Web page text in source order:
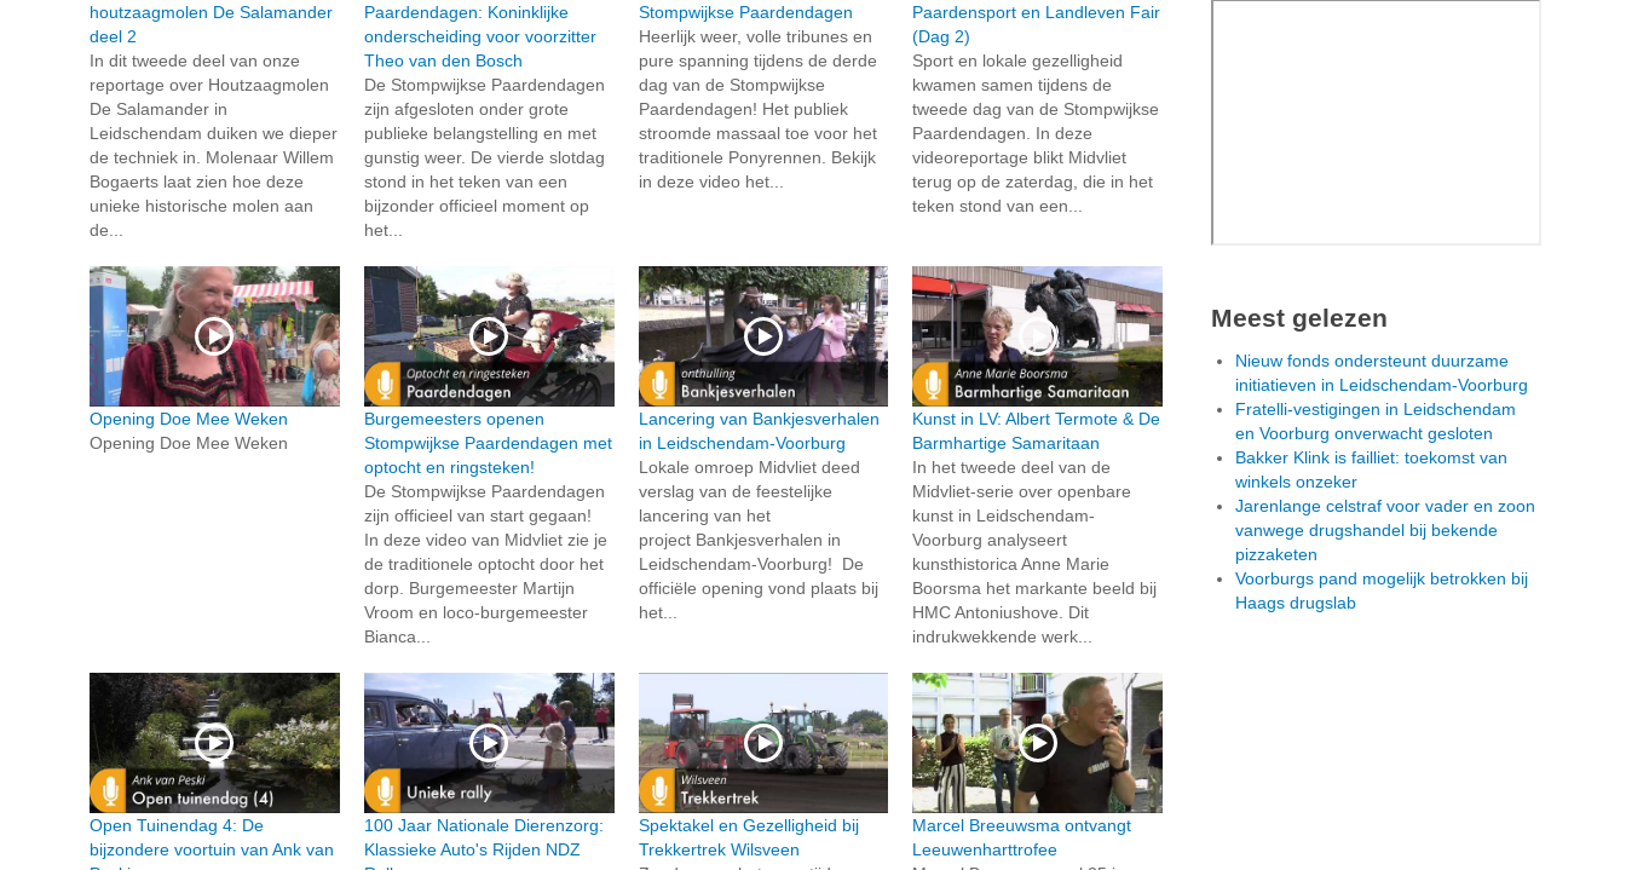
houtzaagmolen De Salamander
deel 2
In dit tweede deel van onze
reportage over Houtzaagmolen
De Salamander in
Leidschendam duiken we dieper
de techniek in. Molenaar Willem
Bogaerts laat zien hoe deze
unieke historische molen aan
de...
Paardendagen: Koninklijke
onderscheiding voor voorzitter
Theo van den Bosch
De Stompwijkse Paardendagen
zijn afgesloten onder grote
publieke belangstelling en met
gunstig weer. De vierde slotdag
stond in het teken van een
bijzonder officieel moment op
het...
Stompwijkse Paardendagen
Heerlijk weer, volle tribunes en
pure spanning tijdens de derde
dag van de Stompwijkse
Paardendagen! Het publiek
stroomde massaal toe voor het
traditionele Ponyrennen. Bekijk
in deze video het...
Paardensport en Landleven Fair
(Dag 2)
Sport en lokale gezelligheid
kwamen samen tijdens de
tweede dag van de Stompwijkse
Paardendagen. In deze
videoreportage blikt Midvliet
terug op de zaterdag, die in het
teken stond van een...
Opening Doe Mee Weken
Opening Doe Mee Weken
Burgemeesters openen
Stompwijkse Paardendagen met
optocht en ringsteken!
De Stompwijkse Paardendagen
zijn officieel van start gegaan!
In deze video van Midvliet zie je
de traditionele optocht door het
dorp. Burgemeester Martijn
Vroom en loco-burgemeester
Bianca...
Lancering van Bankjesverhalen
in Leidschendam-Voorburg
Lokale omroep Midvliet deed
verslag van de feestelijke
lancering van het
project Bankjesverhalen in
Leidschendam-Voorburg! De
officiële opening vond plaats bij
het...
Kunst in LV: Albert Termote & De
Barmhartige Samaritaan
In het tweede deel van de
Midvliet-serie over openbare
kunst in Leidschendam-
Voorburg analyseert
kunsthistorica Anne Marie
Boorsma het markante beeld bij
HMC Antoniushove. Dit
indrukwekkende werk...
Open Tuinendag 4: De
bijzondere voortuin van Ank van
100 Jaar Nationale Dierenzorg:
Klassieke Auto's Rijden NDZ
Spektakel en Gezelligheid bij
Trekkertrek Wilsveen
Marcel Breeuwsma ontvangt
Leeuwenharttrofee
Meest gelezen
Nieuw fonds ondersteunt duurzame
initiatieven in Leidschendam-Voorburg
Fratelli-vestigingen in Leidschendam
en Voorburg onverwacht gesloten
Bakker Klink is failliet: toekomst van
winkels onzeker
Jarenlange celstraf voor vader en zoon
vanwege drugshandel bij bekende
pizzaketen
Voorburgs pand mogelijk betrokken bij
Haags drugslab